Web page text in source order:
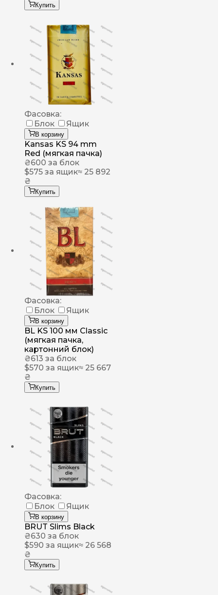
Купить
Фасовка:
Блок
Ящик
В корзину
Kansas KS 94 mm
Red (мягкая пачка)
₴600 за блок
$575 за ящик≈ 25 892
₴
Купить
Фасовка:
Блок
Ящик
В корзину
BL KS 100 мм Classic
(мягкая пачка,
картонний блок)
₴613 за блок
$570 за ящик≈ 25 667
₴
Купить
Фасовка:
Блок
Ящик
В корзину
BRUT Slims Black
₴630 за блок
$590 за ящик≈ 26 568
₴
Купить